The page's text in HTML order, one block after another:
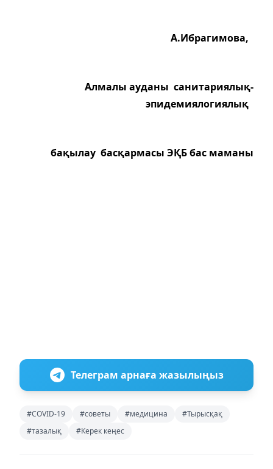
А.Ибрагимова,
Алмалы ауданы санитариялық-
эпидемиялогиялық
бақылау басқармасы ЭҚБ бас маманы
Телеграм арнаға жазылыңыз
#COVID-19 #советы #медицина
#Тырысқақ
#тазалық
#Керек кеңес